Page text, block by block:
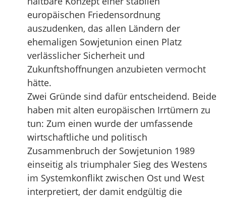
europäischen Friedensordnung
auszudenken, das allen Ländern der
ehemaligen Sowjetunion einen Platz
verlässlicher Sicherheit und
Zukunftshoffnungen anzubieten vermocht
hätte.
Zwei Gründe sind dafür entscheidend. Beide
haben mit alten europäischen Irrtümern zu
tun: Zum einen wurde der umfassende
wirtschaftliche und politisch
Zusammenbruch der Sowjetunion 1989
einseitig als triumphaler Sieg des Westens
im Systemkonflikt zwischen Ost und West
interpretiert, der damit endgültig die